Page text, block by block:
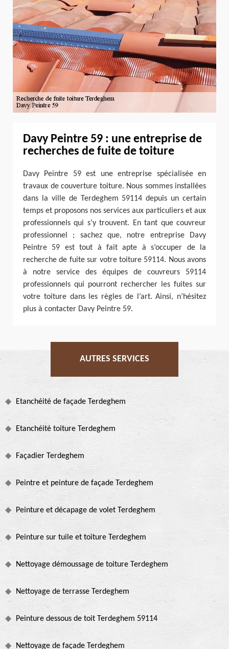
Davy Peintre 59 : une entreprise de
recherches de fuite de toiture
Davy Peintre 59 est une entreprise spécialisée en
travaux de couverture toiture. Nous sommes installées
dans la ville de Terdeghem 59114 depuis un certain
temps et proposons nos services aux particuliers et aux
professionnels qui s’y trouvent. En tant que couvreur
professionnel ; sachez que, notre entreprise Davy
Peintre 59 est tout à fait apte à s’occuper de la
recherche de fuite sur votre toiture 59114. Nous avons
à notre service des équipes de couvreurs 59114
professionnels qui pourront rechercher les fuites sur
votre toiture dans les règles de l’art. Ainsi, n’hésitez
plus à contacter Davy Peintre 59.
AUTRES SERVICES
Etanchéité de façade Terdeghem
Etanchéité toiture Terdeghem
Façadier Terdeghem
Peintre et peinture de façade Terdeghem
Peinture et décapage de volet Terdeghem
Peinture sur tuile et toiture Terdeghem
Nettoyage démoussage de toiture Terdeghem
Nettoyage de terrasse Terdeghem
Peinture dessous de toit Terdeghem 59114
Nettoyage de façade Terdeghem